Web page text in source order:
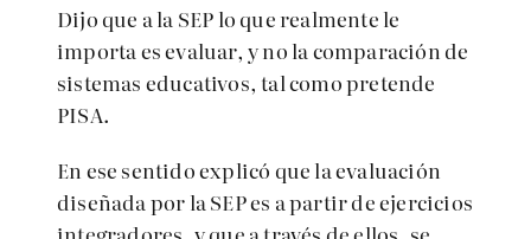
Dijo que a la SEP lo que realmente le
importa es evaluar, y no la comparación de
sistemas educativos, tal como pretende
PISA.
En ese sentido explicó que la evaluación
diseñada por la SEP es a partir de ejercicios